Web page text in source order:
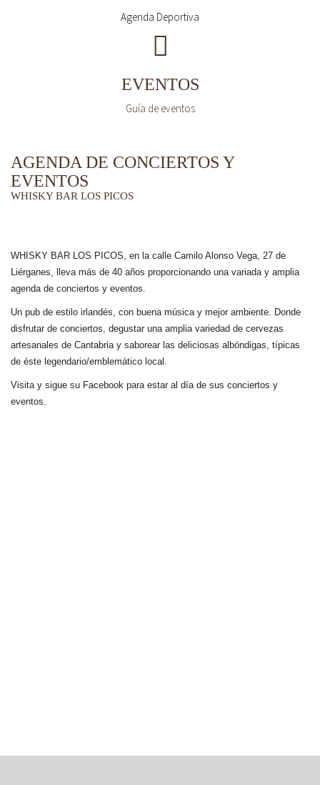
Agenda Deportiva
EVENTOS
Guía de eventos
AGENDA DE CONCIERTOS Y
EVENTOS
WHISKY BAR LOS PICOS
WHISKY BAR LOS PICOS, en la calle Camilo Alonso Vega, 27 de
Liérganes, lleva más de 40 años proporcionando una variada y amplia
agenda de conciertos y eventos.
Un pub de estilo irlandés, con buena música y mejor ambiente. Donde
disfrutar de conciertos, degustar una amplia variedad de cervezas
artesanales de Cantabria y saborear las deliciosas albóndigas, típicas
de éste legendario/emblemático local.
Visita y sigue su Facebook para estar al día de sus conciertos y
eventos.